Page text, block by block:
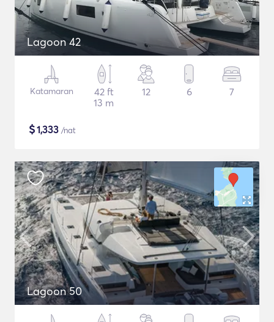
Lagoon 42
Katamaran
42 ft
13 m
12 6 7
$1,333 /nat
Lagoon 50